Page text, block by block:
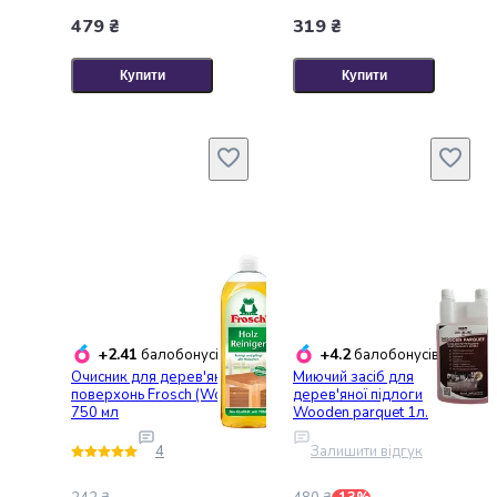
від
бліх
кліщів
котів
глистів
кішок
та
лікування
котів
Вітаміни
479 ₴
Купити
319 ₴
Купити
+2.41 балобонусів
Очисник для дерев'яних
поверхонь Frosch (Wood),
750 мл
4
+4.2балобонусів
Миючий засіб для
дерев'яної підлоги
Wooden parquet 1л.
Залишити відгук